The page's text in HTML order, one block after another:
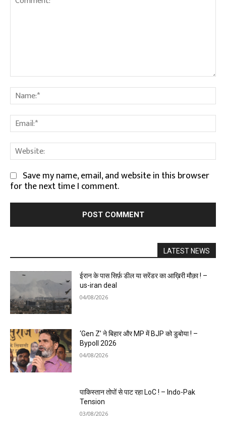
Comment:
Save my name, email, and website in this browser
for the next time I comment.
LATEST NEWS
ईरान के पास सिर्फ़ डील या सरेंडर का आख़िरी मौक़ा ! –
us-iran deal
04/08/2026
‘Gen Z’ ने बिहार और MP में BJP को डुबोया ! –
Bypoll 2026
04/08/2026
पाकिस्तान तोपों से पाट रहा LoC ! – Indo-Pak
Tension
03/08/2026